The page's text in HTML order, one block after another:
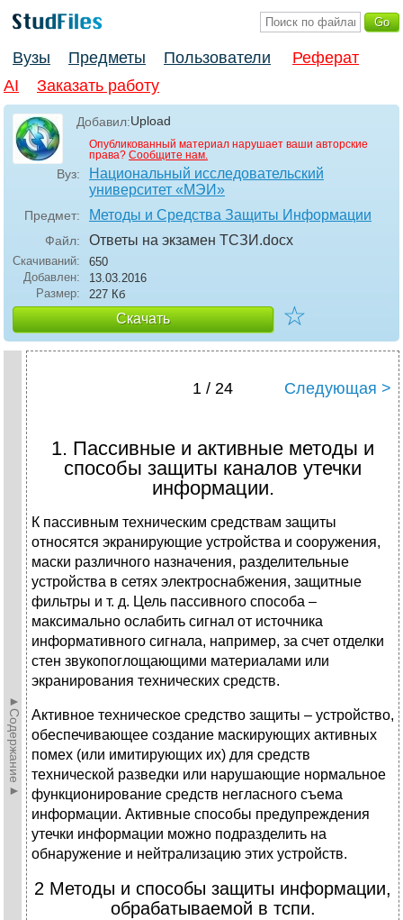
Вузы Предметы Пользователи
Реферат
AI
Заказать работу
Добавил:Upload
Опубликованный материал нарушает ваши авторские
права? Сообщите нам.
Вуз:
Национальный исследовательский
университет «МЭИ»
Предмет: Методы и Средства Защиты Информации
Файл: Ответы на экзамен ТСЗИ .docx
Скачиваний:
650
Добавлен:
13.03.2016
Размер:
227 Кб
Скачать ☆
►Содержание►
1 / 24 Следующая >
1. Пассивные и активные методы и
способы защиты каналов утечки
информации.
К пассивным техническим средствам защиты
относятся экранирующие устройства и сооружения,
маски различного назначения, разделительные
устройства в сетях электроснабжения, защитные
фильтры и т. д. Цель пассивного способа –
максимально ослабить сигнал от источника
информативного сигнала, например, за счет отделки
стен звукопоглощающими материалами или
экранирования технических средств.
Активное техническое средство защиты – устройство,
обеспечивающее создание маскирующих активных
помех (или имитирующих их) для средств
технической разведки или нарушающие нормальное
функционирование средств негласного съема
информации. Активные способы предупреждения
утечки информации можно подразделить на
обнаружение и нейтрализацию этих устройств.
2 Методы и способы защиты информации,
обрабатываемой в тспи.